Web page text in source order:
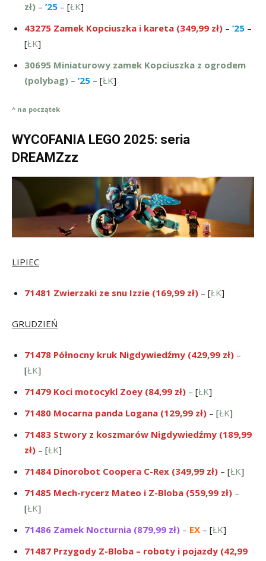
zł) – ’25 – [ŁK]
43275 Zamek Kopciuszka i kareta (349,99 zł) – ’25 –
[ŁK]
30695 Miniaturowy zamek Kopciuszka z ogrodem
(polybag) – ’25 – [ŁK]
^ na początek
WYCOFANIA LEGO 2025: seria
DREAMZzz
LIPIEC
71481 Zwierzaki ze snu Izzie (169,99 zł) – [ŁK]
GRUDZIEŃ
71478 Północny kruk Nigdywiedźmy (429,99 zł) –
[ŁK]
71479 Koci motocykl Zoey (84,99 zł) – [ŁK]
71480 Mocarna panda Logana (129,99 zł) – [ŁK]
71483 Stwory z koszmarów Nigdywiedźmy (189,99
zł) – [ŁK]
71484 Dinorobot Coopera C-Rex (349,99 zł) – [ŁK]
71485 Mech-rycerz Mateo i Z-Bloba (559,99 zł) –
[ŁK]
71486 Zamek Nocturnia (879,99 zł) – EX – [ŁK]
71487 Przygody Z-Bloba – roboty i pojazdy (42,99